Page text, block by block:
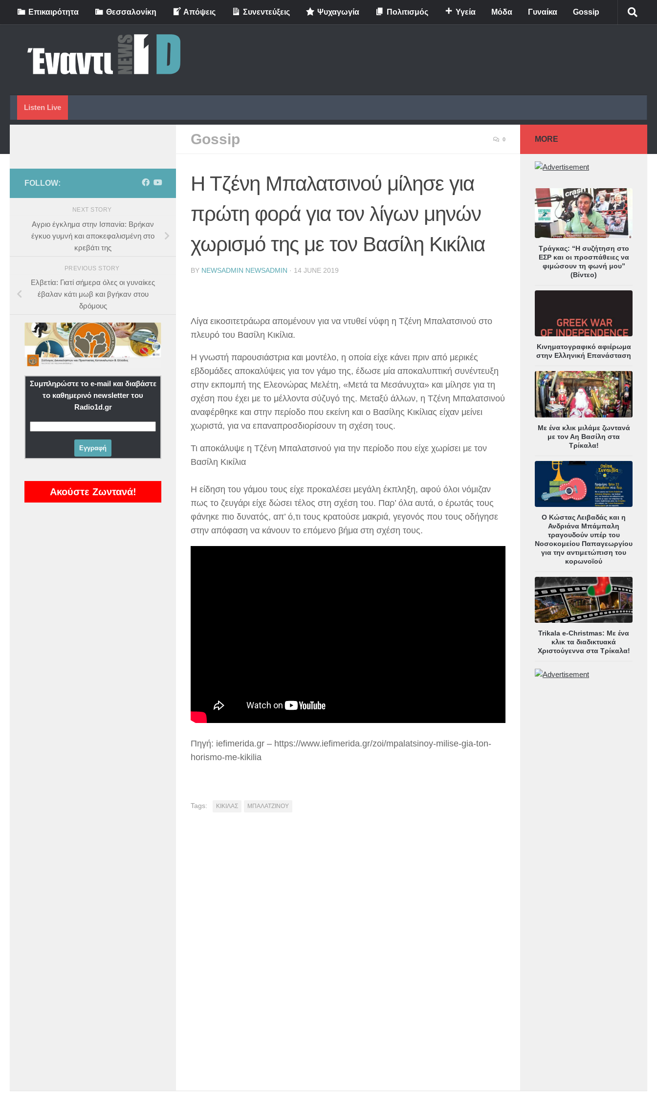
Skip to content
Eπικαιρότητα Θεσσαλονίκη Απόψεις Συνεντεύξεις Ψυχαγωγία Πολιτισμός Υγεία Μόδα Γυναίκα Gossip
Listen Live
Gossip 0
Η Τζένη Μπαλατσινού μίλησε για
πρώτη φορά για τον λίγων μηνών
χωρισμό της με τον Βασίλη Κικίλια
BY NEWSADMIN NEWSADMIN · 14 JUNE 2019
Λίγα εικοσιτετράωρα απομένουν για να ντυθεί νύφη η Τζένη Μπαλατσινού στο
πλευρό του Βασίλη Κικίλια.
Η γνωστή παρουσιάστρια και μοντέλο, η οποία είχε κάνει πριν από μερικές
εβδομάδες αποκαλύψεις για τον γάμο της, έδωσε μία αποκαλυπτική συνέντευξη
στην εκπομπή της Ελεονώρας Μελέτη, «Μετά τα Μεσάνυχτα» και μίλησε για τη
σχέση που έχει με το μέλλοντα σύζυγό της. Μεταξύ άλλων, η Τζένη Μπαλατσινού
αναφέρθηκε και στην περίοδο που εκείνη και ο Βασίλης Κικίλιας είχαν μείνει
χωριστά, για να επαναπροσδιορίσουν τη σχέση τους.
Τι αποκάλυψε η Τζένη Μπαλατσινού για την περίοδο που είχε χωρίσει με τον
Βασίλη Κικίλια
Η είδηση του γάμου τους είχε προκαλέσει μεγάλη έκπληξη, αφού όλοι νόμιζαν
πως το ζευγάρι είχε δώσει τέλος στη σχέση του. Παρ’ όλα αυτά, ο έρωτάς τους
φάνηκε πιο δυνατός, απ’ ό,τι τους κρατούσε μακριά, γεγονός που τους οδήγησε
στην απόφαση να κάνουν το επόμενο βήμα στη σχέση τους.
Πηγή: iefimerida.gr – https://www.iefimerida.gr/zoi/mpalatsinoy-milise-gia-ton-
horismo-me-kikilia
Tags: ΚΙΚΙΛΑΣ ΜΠΑΛΑΤΖΙΝΟΥ
FOLLOW:
NEXT STORY
Αγριο έγκλημα στην Ισπανία: Βρήκαν
έγκυο γυμνή και αποκεφαλισμένη στο
κρεβάτι της
PREVIOUS STORY
Ελβετία: Γιατί σήμερα όλες οι γυναίκες
έβαλαν κάτι μωβ και βγήκαν στου
δρόμους
Συμπληρώστε το e-mail και διαβάστε
το καθημερινό newsletter του
Radio1d.gr
Ακούστε Ζωντανά!
MORE
Τράγκας: “Η συζήτηση στο
ΕΣΡ και οι προσπάθειες να
φιμώσουν τη φωνή μου”
(Βίντεο)
Κινηματογραφικό αφιέρωμα
στην Ελληνική Επανάσταση
Με ένα κλικ μιλάμε ζωντανά
με τον Αη Βασίλη στα
Τρίκαλα!
Ο Κώστας Λειβαδάς και η
Ανδριάνα Μπάμπαλη
τραγουδούν υπέρ του
Νοσοκομείου Παπαγεωργίου
για την αντιμετώπιση του
κορωνοϊού
Trikala e-Christmas: Με ένα
κλικ τα διαδικτυακά
Χριστούγεννα στα Τρίκαλα!